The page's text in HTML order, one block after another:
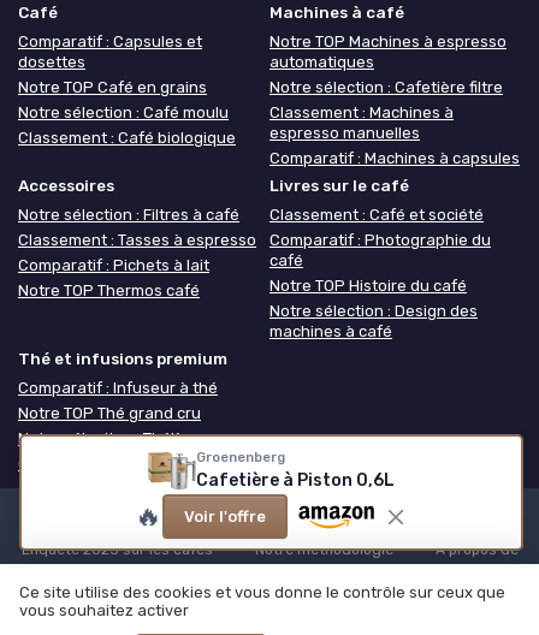
Groenenberg
Cafetière à Piston 0,6L
🔥 Voir l'offre
Café
Comparatif : Capsules et
dosettes
Notre TOP Café en grains
Notre sélection : Café moulu
Classement : Café biologique
Machines à café
Notre TOP Machines à espresso
automatiques
Notre sélection : Cafetière filtre
Classement : Machines à
espresso manuelles
Comparatif : Machines à capsules
Accessoires
Notre sélection : Filtres à café
Classement : Tasses à espresso
Comparatif : Pichets à lait
Notre TOP Thermos café
Livres sur le café
Classement : Café et société
Comparatif : Photographie du
café
Notre TOP Histoire du café
Notre sélection : Design des
machines à café
Thé et infusions premium
Comparatif : Infuseur à thé
Notre TOP Thé grand cru
Notre sélection : Théière
Classement : Coffret thé
Mentions légales Politique de confidentialité
Enquête 2025 sur les cafés
Notre méthodologie
À propos de
© Café ou Café 2026
Ce site utilise des cookies et vous donne le contrôle sur ceux que
vous souhaitez activer